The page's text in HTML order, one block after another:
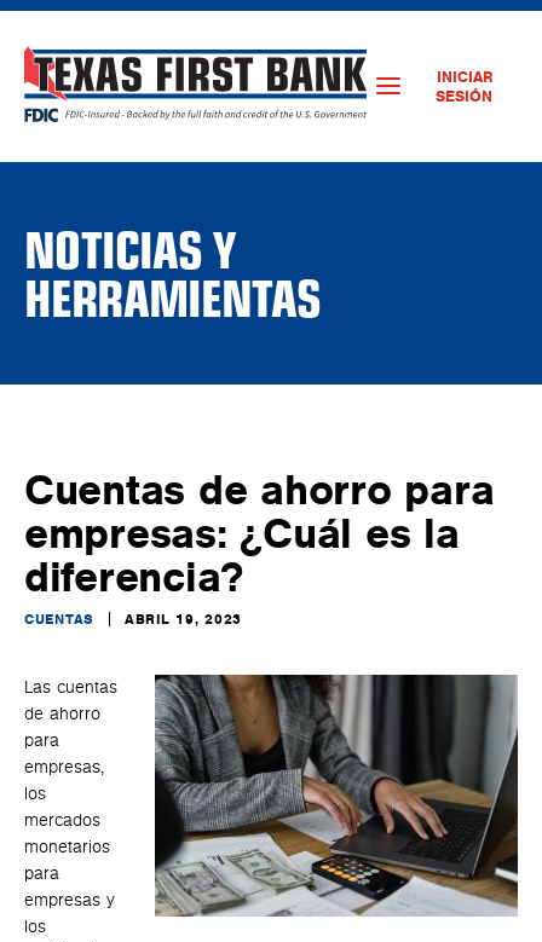
INICIAR
SESIÓN
NOTICIAS Y
HERRAMIENTAS
Cuentas de ahorro para
empresas: ¿Cuál es la
diferencia?
CUENTAS ABRIL 19, 2023
Las cuentas
de ahorro
para
empresas,
los
mercados
monetarios
para
empresas y
los